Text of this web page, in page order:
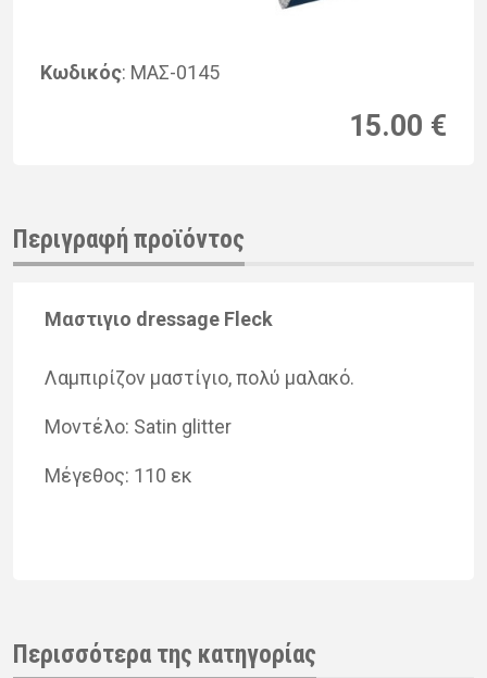
Κωδικός: ΜΑΣ-0145
15.00 €
Περιγραφή προϊόντος
Μαστι­γιο dressage Fleck
Λαμπι­ρί­ζον μα­στί­γιο, πολύ μα­λα­κό.
Μοντέ­λο: Satin glitter
Μέγε­θος: 110 εκ
Περισσότερα της κατηγορίας